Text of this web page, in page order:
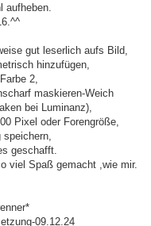
aufheben.
gut leserlich aufs Bild,
hinzufügen,
2,
maskieren-Weich
bei Luminanz),
Pixel oder Forengröße,
speichern,
geschafft.
viel Spaß gemacht ,wie mir.
09.12.24